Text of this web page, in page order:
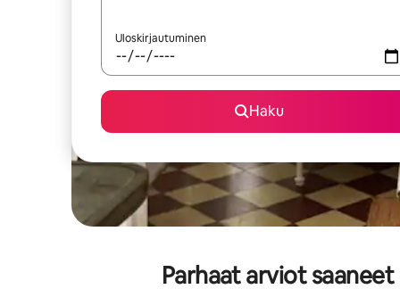
Uloskirjautuminen
Haku
Parhaat arviot